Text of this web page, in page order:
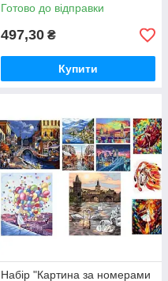
Готово до відправки
497,30 ₴
Купити
Набір "Картина за номерами